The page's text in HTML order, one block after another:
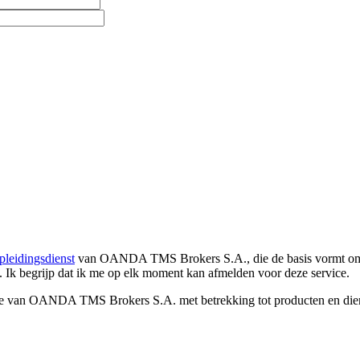
van OANDA TMS Brokers S.A., die de basis vormt
Ik begrijp dat ik me op elk moment kan afmelden voor deze service.
OANDA TMS Brokers S.A. met betrekking tot producten en